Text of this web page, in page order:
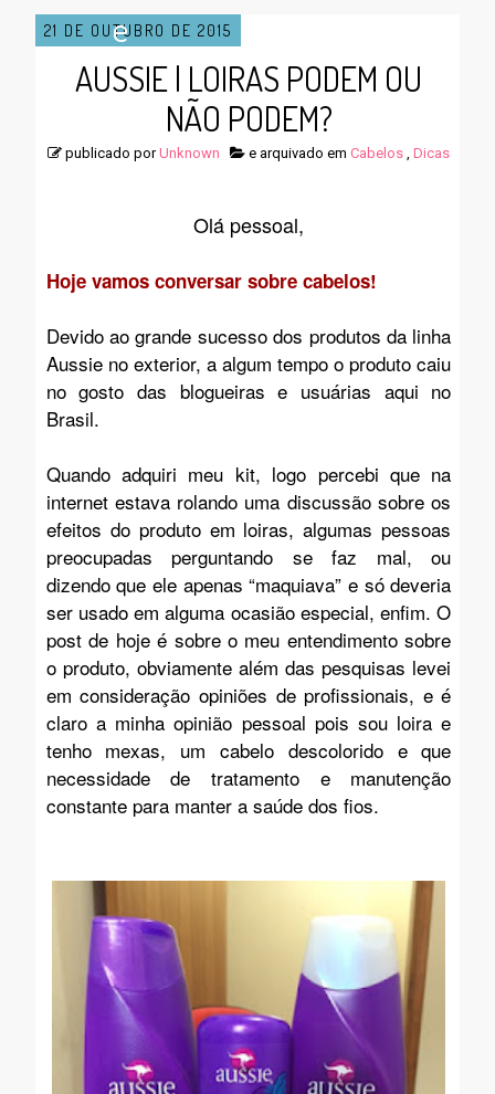
e
n
21 DE OUTUBRO DE 2015
AUSSIE | LOIRAS PODEM OU
NÃO PODEM?
publicado porUnknown e arquivado em Cabelos Dicas
Olá pessoal,
Hoje vamos conversar sobre cabelos!
Devido ao grande sucesso dos produtos da linha
Aussie no exterior, a algum tempo o produto caiu
no gosto das blogueiras e usuárias aqui no
Brasil.
Quando adquiri meu kit, logo percebi que na
internet estava rolando uma discussão sobre os
efeitos do produto em loiras, algumas pessoas
preocupadas perguntando se faz mal, ou
dizendo que ele apenas “maquiava” e só deveria
ser usado em alguma ocasião especial, enfim. O
post de hoje é sobre o meu entendimento sobre
o produto, obviamente além das pesquisas levei
em consideração opiniões de profissionais, e é
claro a minha opinião pessoal pois sou loira e
tenho mexas, um cabelo descolorido e que
necessidade de tratamento e manutenção
constante para manter a saúde dos fios.